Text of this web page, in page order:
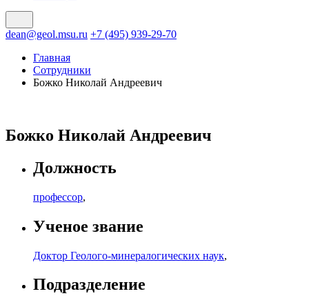
dean@geol.msu.ru +7 (495) 939-29-70
Главная
Сотрудники
Божко Николай Андреевич
Божко Николай Андреевич
Должность
профессор,
Ученое звание
Доктор Геолого-минералогических наук,
Подразделение